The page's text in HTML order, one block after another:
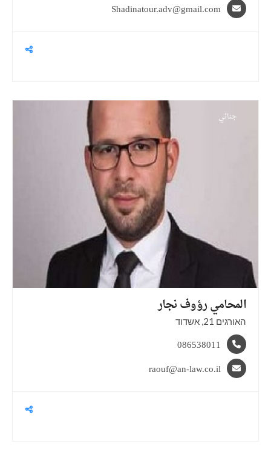
Shadinatour.adv@gmail.com
جنائي
المحامي رؤوفنجار
האורגים 21‏, אשדוד
086538011
raouf@an-law.co.il